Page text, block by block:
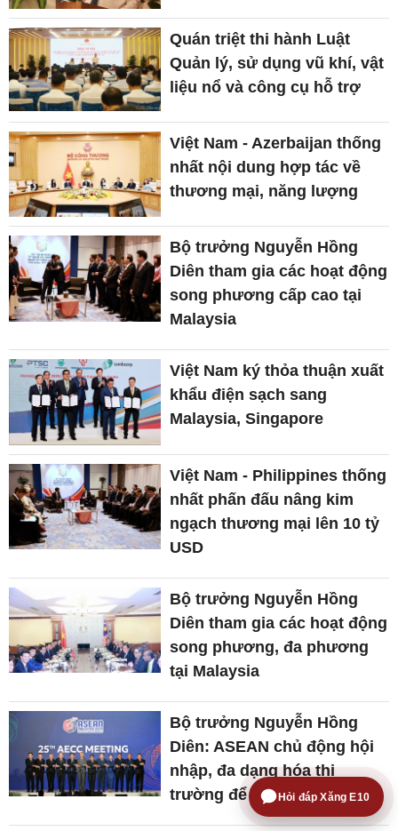
Quán triệt thi hành Luật
Quản lý, sử dụng vũ khí, vật
liệu nổ và công cụ hỗ trợ
Việt Nam - Azerbaijan thống
nhất nội dung hợp tác về
thương mại, năng lượng
Bộ trưởng Nguyễn Hồng
Diên tham gia các hoạt động
song phương cấp cao tại
Malaysia
Việt Nam ký thỏa thuận xuất
khẩu điện sạch sang
Malaysia, Singapore
Việt Nam - Philippines thống
nhất phấn đấu nâng kim
ngạch thương mại lên 10 tỷ
USD
Bộ trưởng Nguyễn Hồng
Diên tham gia các hoạt động
song phương, đa phương
tại Malaysia
Bộ trưởng Nguyễn Hồng
Diên: ASEAN chủ động hội
nhập, đa dạng hóa thị
trường để vượt thách thức
Hỏi đáp Xăng E10